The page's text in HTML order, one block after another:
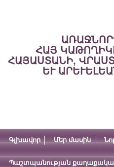
ՀԱՅ
ՀԱՅԱՍՏԱՆԻ,
ԵՒ
Գլխավոր Մեր մասին
Պաշտպանության